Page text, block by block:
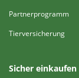
Partnerprogramm
Tierversicherung
Sicher einkaufen